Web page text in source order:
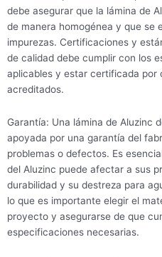
debe asegurar que la lámina de
de manera homogénea y que se
impurezas. Certificaciones y
de calidad debe cumplir con los
aplicables y estar certificada por
acreditados.
Garantía: Una lámina de Aluzinc
apoyada por una garantía del
problemas o defectos. Es
del Aluzinc puede afectar a sus
durabilidad y su destreza para
lo que es importante elegir el
proyecto y asegurarse de que
especificaciones necesarias.